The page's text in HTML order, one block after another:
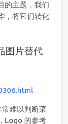
的主题，我们
，将它们转化
图片替代
难以判断菜
Logo 的参考